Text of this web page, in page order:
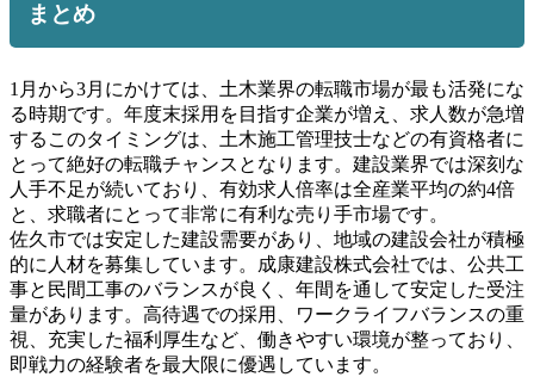
まとめ
1月から3月にかけては、土木業界の転職市場が最も活発にな
る時期です。年度末採用を目指す企業が増え、求人数が急増
するこのタイミングは、土木施工管理技士などの有資格者に
とって絶好の転職チャンスとなります。建設業界では深刻な
人手不足が続いており、有効求人倍率は全産業平均の約4倍
と、求職者にとって非常に有利な売り手市場です。
佐久市では安定した建設需要があり、地域の建設会社が積極
的に人材を募集しています。成康建設株式会社では、公共工
事と民間工事のバランスが良く、年間を通して安定した受注
量があります。高待遇での採用、ワークライフバランスの重
視、充実した福利厚生など、働きやすい環境が整っており、
即戦力の経験者を最大限に優遇しています。